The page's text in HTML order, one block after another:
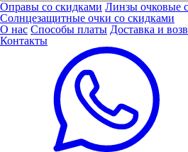
Оправы со скидками Линзы очковые
Солнцезащитные очки со скидками
О нас Способы платы Доставка и
Контакты